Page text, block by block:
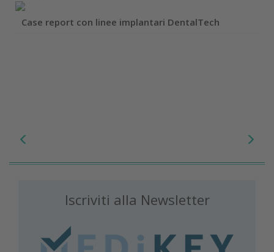
Case report con linee implantari DentalTech
Iscriviti alla Newsletter